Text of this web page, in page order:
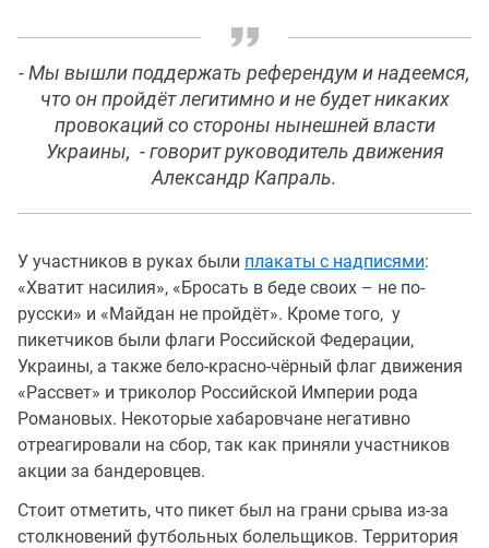
- Мы вышли поддержать референдум и надеемся,
что он пройдёт легитимно и не будет никаких
провокаций со стороны нынешней власти
Украины, - говорит руководитель движения
Александр Капраль.
У участников в руках были плакаты с надписями:
«Хватит насилия», «Бросать в беде своих – не по-
русски» и «Майдан не пройдёт». Кроме того, у
пикетчиков были флаги Российской Федерации,
Украины, а также бело-красно-чёрный флаг движения
«Рассвет» и триколор Российской Империи рода
Романовых. Некоторые хабаровчане негативно
отреагировали на сбор, так как приняли участников
акции за бандеровцев.
Стоит отметить, что пикет был на грани срыва из-за
столкновений футбольных болельщиков. Территория